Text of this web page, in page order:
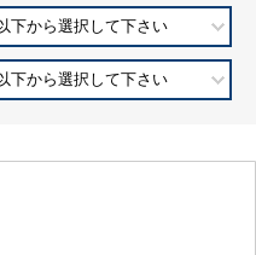
下から選択して下さい
下から選択して下さい